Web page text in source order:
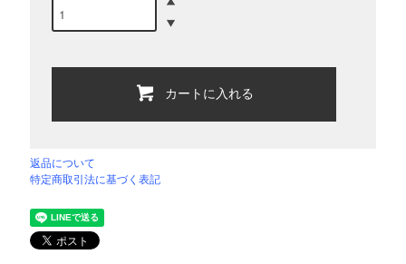
カートに入れる
返品について
特定商取引法に基づく表記